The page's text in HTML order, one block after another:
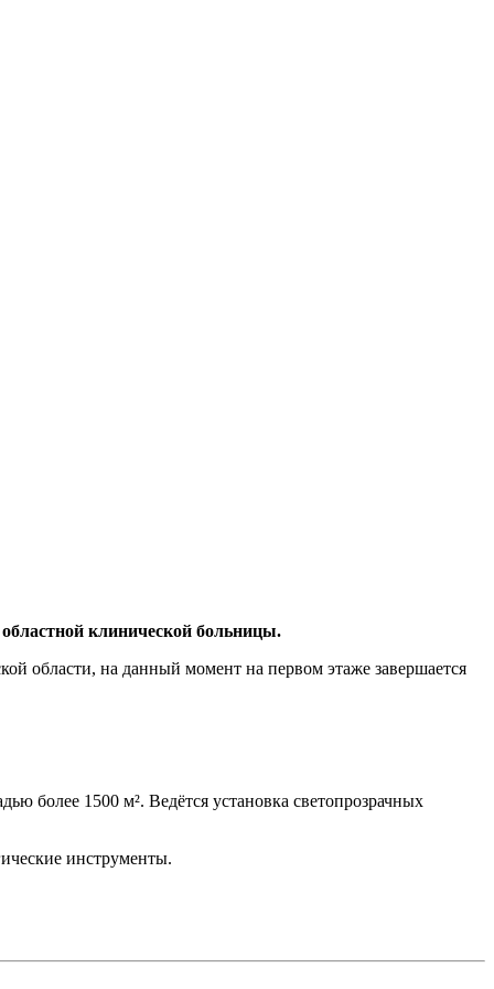
клинической больницы.
области, на данный момент на первом этаже завершается
более 1500 м². Ведётся установка светопрозрачных
инструменты.